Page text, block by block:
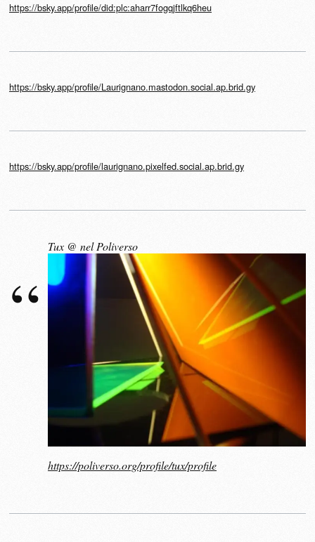
https://bsky.app/profile/did:plc:aharr7fogqjftlkq6heu
https://bsky.app/profile/Laurignano.mastodon.social.ap.brid.gy
https://bsky.app/profile/laurignano.pixelfed.social.ap.brid.gy
Tux @ nel Poliverso
https://poliverso.org/profile/tux/profile